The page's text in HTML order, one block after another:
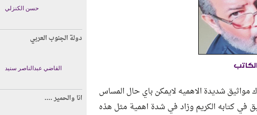
حسن الكنزلي
دولة الجنوب العربي
القاضي عبدالناصر سنيد
انا والحمير ....
شديدة الاهميه لايمكن باي حال المساس
في كتابه الكريم وزاد في شدة اهمية مثل هذه